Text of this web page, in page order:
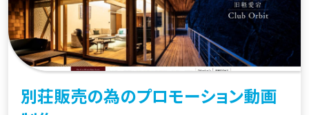
別荘販売の為のプロモーション動画